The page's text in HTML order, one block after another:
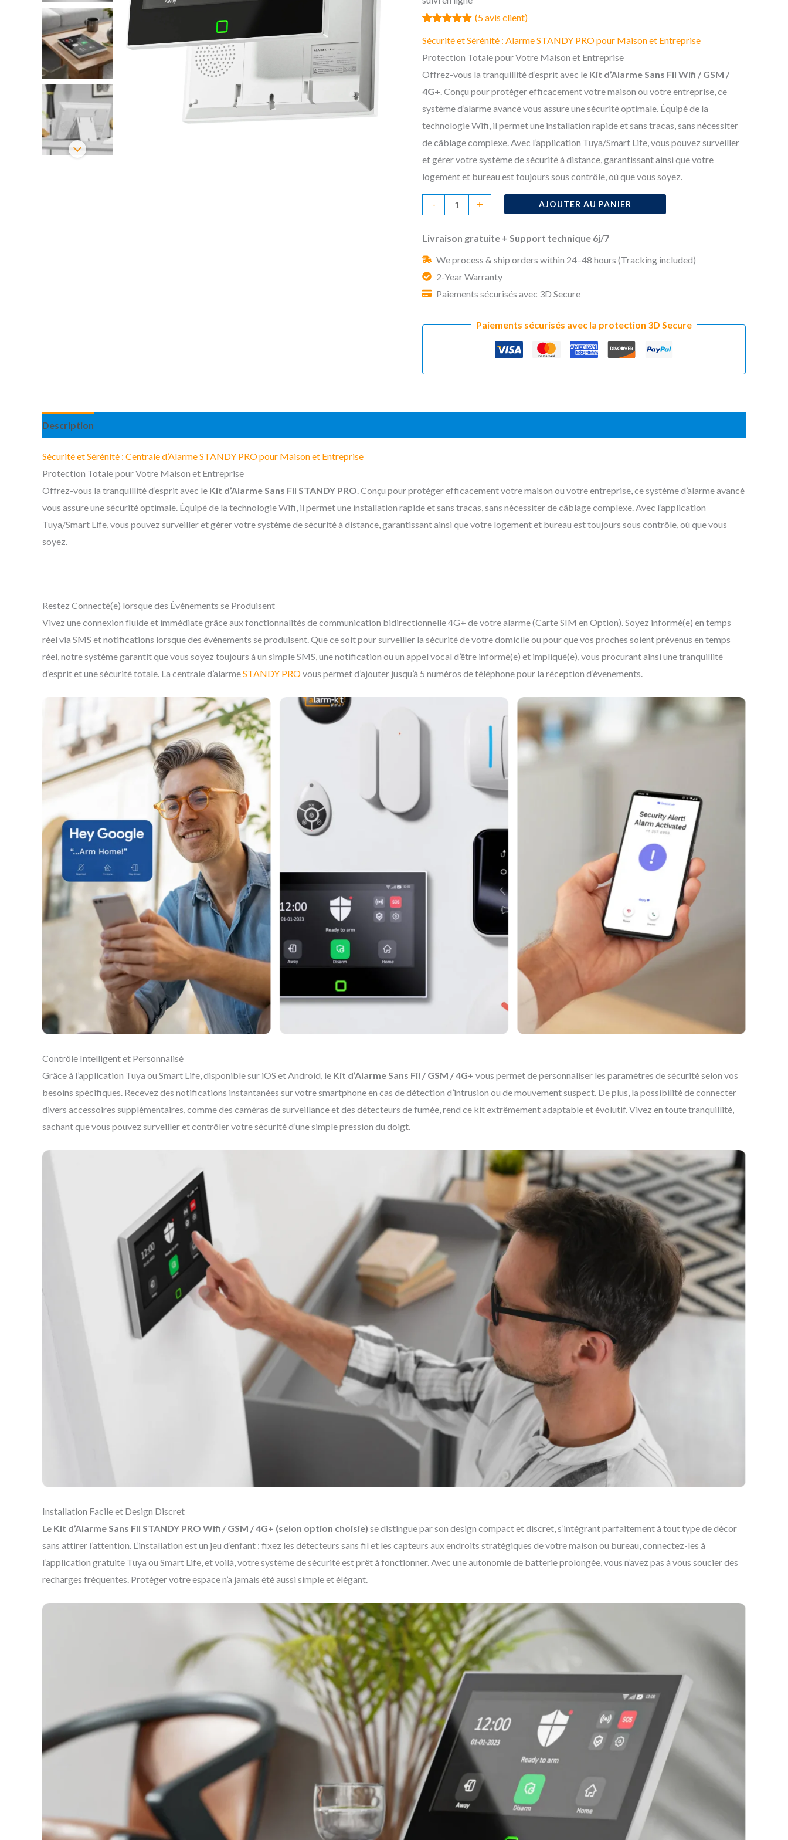
initial
était :
149,99 €.
est :
115,39 €.
sur 5
notations
(5avis client)
Sécurité et Sérénité : Alarme STANDY PRO pour Maison et Entreprise
Protection Totale pour Votre Maison et Entreprise
Offrez-vous la tranquillité d’esprit avec le Kit d’Alarme Sans Fil Wifi / GSM /
4G+. Conçu pour protéger efficacement votre maison ou votre entreprise, ce
système d’alarme avancé vous assure une sécurité optimale. Équipé de la
technologie Wifi, il permet une installation rapide et sans tracas, sans nécessiter
de câblage complexe. Avec l’application Tuya/Smart Life, vous pouvez surveiller
et gérer votre système de sécurité à distance, garantissant ainsi que votre
logement et bureau est toujours sous contrôle, où que vous soyez.
-
quantité
de
Sécurité
et
Sérénité
:
+ AJOUTER AU PANIER
Livraison gratuite + Support technique 6j/7
We process & ship orders within 24–48 hours (Tracking included)
2-Year Warranty
Paiements sécurisés avec 3D Secure
Paiements sécurisés avec la protection 3D Secure
Description
Sécurité et Sérénité : Centrale d’Alarme STANDY PRO pour Maison et Entreprise
Protection Totale pour Votre Maison et Entreprise
Offrez-vous la tranquillité d’esprit avec le Kit d’Alarme Sans Fil STANDY PRO. Conçu pour protéger efficacement votre maison ou votre entreprise, ce système d’alarme avancé
vous assure une sécurité optimale. Équipé de la technologie Wifi, il permet une installation rapide et sans tracas, sans nécessiter de câblage complexe. Avec l’application
Tuya/Smart Life, vous pouvez surveiller et gérer votre système de sécurité à distance, garantissant ainsi que votre logement et bureau est toujours sous contrôle, où que vous
soyez.
Restez Connecté(e) lorsque des Événements se Produisent
Vivez une connexion fluide et immédiate grâce aux fonctionnalités de communication bidirectionnelle 4G+ de votre alarme (Carte SIM en Option). Soyez informé(e) en temps
réel via SMS et notifications lorsque des événements se produisent. Que ce soit pour surveiller la sécurité de votre domicile ou pour que vos proches soient prévenus en temps
réel, notre système garantit que vous soyez toujours à un simple SMS, une notification ou un appel vocal d’être informé(e) et impliqué(e), vous procurant ainsi une tranquillité
d’esprit et une sécurité totale. La centrale d’alarmeSTANDY PROvous permet d’ajouter jusqu’à 5 numéros de téléphone pour la réception d’évenements.
Contrôle Intelligent et Personnalisé
Grâce à l’application Tuya ou Smart Life, disponible sur iOS et Android, le Kit d’Alarme Sans Fil / GSM / 4G+ vous permet de personnaliser les paramètres de sécurité selon vos
besoins spécifiques. Recevez des notifications instantanées sur votre smartphone en cas de détection d’intrusion ou de mouvement suspect. De plus, la possibilité de connecter
divers accessoires supplémentaires, comme des caméras de surveillance et des détecteurs de fumée, rend ce kit extrêmement adaptable et évolutif. Vivez en toute tranquillité,
sachant que vous pouvez surveiller et contrôler votre sécurité d’une simple pression du doigt.
Installation Facile et Design Discret
Le Kit d’Alarme Sans Fil STANDY PRO Wifi / GSM / 4G+ (selon option choisie) se distingue par son design compact et discret, s’intégrant parfaitement à tout type de décor
sans attirer l’attention. L’installation est un jeu d’enfant : fixez les détecteurs sans fil et les capteurs aux endroits stratégiques de votre maison ou bureau, connectez-les à
l’application gratuite Tuya ou Smart Life, et voilà, votre système de sécurité est prêt à fonctionner. Avec une autonomie de batterie prolongée, vous n’avez pas à vous soucier des
recharges fréquentes. Protéger votre espace n’a jamais été aussi simple et élégant.